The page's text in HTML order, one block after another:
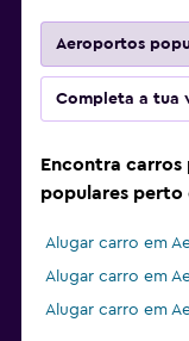
Aeroportos
Completa a tua
Encontra carros
populares perto
Alugar carro em
Alugar carro em
Alugar carro em